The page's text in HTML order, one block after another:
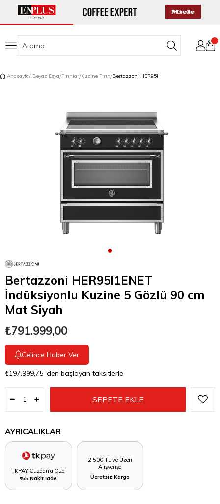
Anasayfa Beyaz Eşya Fırınlar Kuzine Fırın Bertazzoni HER95I1ENET İndüksiyonlu Kuzine 5 Gözlü 90 cm Mat Siyah
Bertazzoni HER95I1ENET
İndüksiyonlu Kuzine 5 Gözlü 90 cm
Mat Siyah
₺791.999,00
Gelince Haber Ver
₺197.999,75 'den başlayan taksitlerle
AYRICALIKLAR
TKPAY Cüzdan'a Özel
%5 Nakit İade
2.500 TL ve Üzeri
Alışverişe
Ücretsiz Kargo